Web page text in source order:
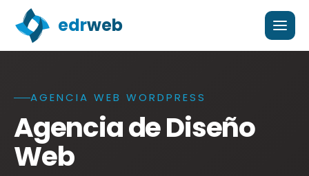
edrweb
Agencia de diseño web WordPress en Argentina
AGENCIA WEB WORDPRESS
Agencia de Diseño
Web